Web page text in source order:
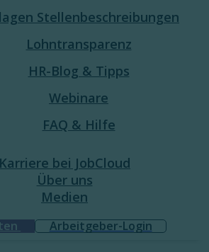
Stellenbeschreibungen
Lohntransparenz
HR-Blog & Tipps
Webinare
FAQ & Hilfe
Karriere bei JobCloud​
Über uns
Medien
Arbeitgeber-Login